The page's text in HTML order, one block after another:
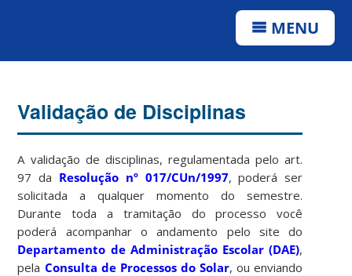
MENU
Validação de Disciplinas
A validação de disciplinas, regulamentada pelo art.
97 da Resolução nº 017/CUn/1997, poderá ser
solicitada a qualquer momento do semestre.
Durante toda a tramitação do processo você
poderá acompanhar o andamento pelo site do
Departamento de Administração Escolar (DAE),
pela Consulta de Processos do Solar, ou enviando